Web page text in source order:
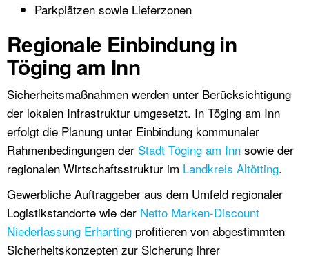
Parkplätzen sowie Lieferzonen
Regionale Einbindung in
Töging am Inn
Sicherheitsmaßnahmen werden unter Berücksichtigung
der lokalen Infrastruktur umgesetzt. In Töging am Inn
erfolgt die Planung unter Einbindung kommunaler
Rahmenbedingungen der Stadt Töging am Inn sowie der
regionalen Wirtschaftsstruktur im Landkreis Altötting.
Gewerbliche Auftraggeber aus dem Umfeld regionaler
Logistikstandorte wie der Netto Marken-Discount
Niederlassung Erharting profitieren von abgestimmten
Sicherheitskonzepten zur Sicherung ihrer